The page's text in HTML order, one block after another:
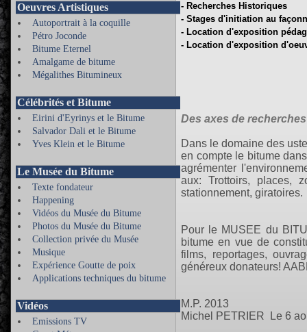
Oeuvres Artistiques
Autoportrait à la coquille
Pétro Joconde
Bitume Eternel
Amalgame de bitume
Mégalithes Bitumineux
Célébrités et Bitume
Eirini d'Eyrinys et le Bitume
Salvador Dali et le Bitume
Yves Klein et le Bitume
Le Musée du Bitume
Texte fondateur
Happening
Vidéos du Musée du Bitume
Photos du Musée du Bitume
Collection privée du Musée
Musique
Expérience Goutte de poix
Applications techniques du bitume
Vidéos
Emissions TV
- Recherches Historiques
- Stages d'initiation au
- Location d'exposition
- Location d'exposition
Des axes de
Dans le domaine des
en compte le bitume
agrémenter
aux: Trottoirs, places,
stationnement, giratoires.
Pour le MUSEE du
bitume en vue de
films, reportages,
généreux donateurs!
M.P. 2013
Michel PETRIER Le 6